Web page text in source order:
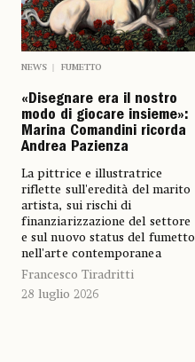
NEWS FUMETTO
«Disegnare era il nostro
modo di giocare insieme»:
Marina Comandini ricorda
Andrea Pazienza
La pittrice e illustratrice
riflette sull'eredità del marito
artista, sui rischi di
finanziarizzazione del settore
e sul nuovo status del fumetto
nell'arte contemporanea
Francesco Tiradritti
28 luglio 2026